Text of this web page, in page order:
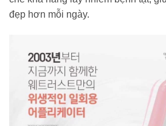
đẹp hơn mỗi ngày.